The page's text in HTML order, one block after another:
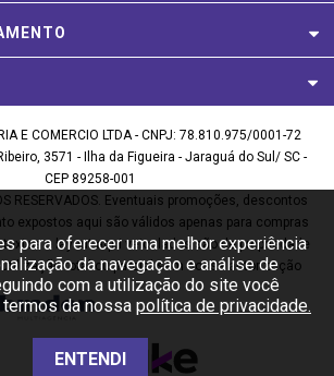
E COMERCIO LTDA - CNPJ: 78.810.975/0001-72
3571 - Ilha da Figueira - Jaraguá do Sul/ SC -
CEP 89258-001
RESERVADOS. Eventuais promoções, descontos
expostos aqui são válidos apenas para compras
e layout aqui veiculados são de propriedade
utilização total ou parcial sem nossa autorização
para oferecer uma melhor experiência
da navegação e análise de
com a utilização do site você
da nossa política de privacidade.
ENTENDI